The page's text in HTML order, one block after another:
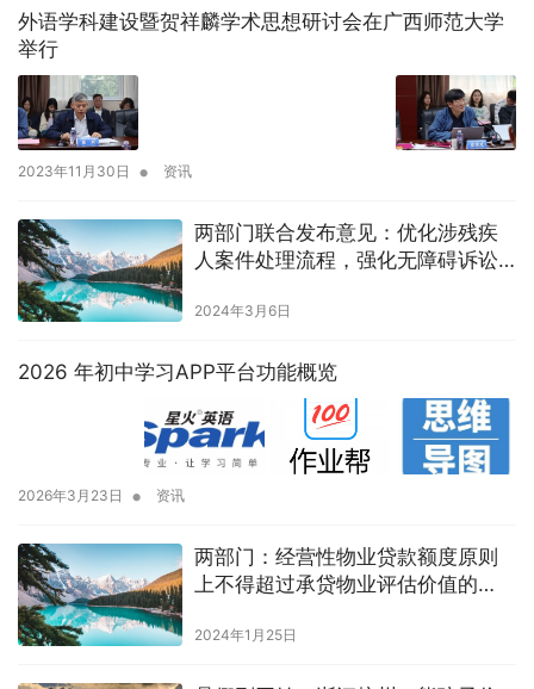
外语学科建设暨贺祥麟学术思想研讨会在广西师范大学
举行
2023年11月30日 • 资讯
两部门联合发布意见：优化涉残疾
人案件处理流程，强化无障碍诉讼
2024年3月6日
2026 年初中学习APP平台功能概览
2026年3月23日 • 资讯
两部门：经营性物业贷款额度原则
上不得超过承贷物业评估价值的
2024年1月25日